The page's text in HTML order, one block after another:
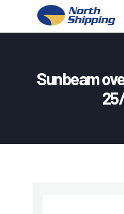
Sunbeam
OM OSS
LOGG INN